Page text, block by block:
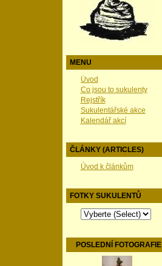
MENU
Úvod
Co jsou to sukulenty
Rejstřík
Sukulentářské akce
Kalendář akcí
ČLÁNKY (ARTICLES)
Úvod k článkům
FOTKY SUKULENTŮ
POSLEDNÍ FOTOGRAFIE